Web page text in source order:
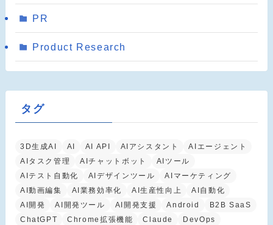
PR
Product Research
タグ
3D生成AI AI AI API AIアシスタント
AIエージェント
AIタスク管理
AIチャットボット
AIツール
AIテスト自動化
AIデザインツール
AIマーケティング
AI動画編集
AI業務効率化 AI生産性向上
AI自動化
AI開発
AI開発ツール AI開発支援 Android
B2B SaaS
ChatGPT
Chrome拡張機能 Claude
DevOps